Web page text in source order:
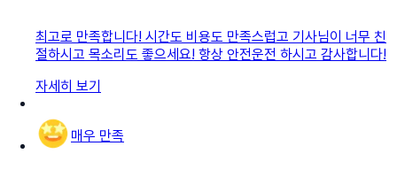
최고로 만족합니다! 시간도 비용도 만족스럽고 기사님이 너무 친
절하시고 목소리도 좋으세요! 항상 안전운전 하시고 감사합니다!
자세히 보기
매우 만족